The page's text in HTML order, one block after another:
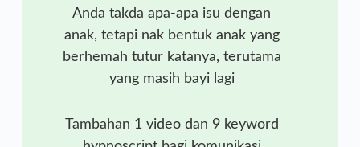
Anda takda apa-apa isu dengan
anak, tetapi nak bentuk anak yang
berhemah tutur katanya, terutama
yang masih bayi lagi
Tambahan 1 video dan 9 keyword